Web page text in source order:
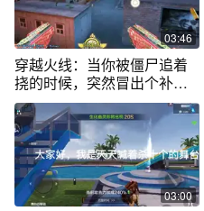
03:46
穿越火线：当你被僵尸追着
挠的时候，突然冒出个补给
箱是什么体验
03:00